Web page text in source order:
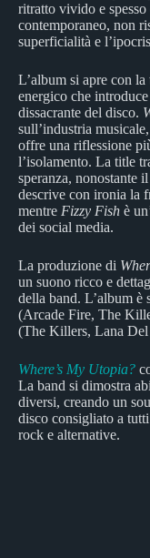
ritratto vivido e
contemporaneo, non
superficialità e
L’album si apre con la
energico che
dissacrante del disco.
sull’industria
offre una riflessione
l’isolamento. La title
speranza, nonostante
descrive con ironia la
mentre Fizzy Fish è
dei social media.
La produzione di
un suono ricco e
della band. L’album
(Arcade Fire, The
(The Killers, Lana
Where’s My Utopia?
La band si dimostra
diversi, creando un
disco consigliato a
rock e alternative.